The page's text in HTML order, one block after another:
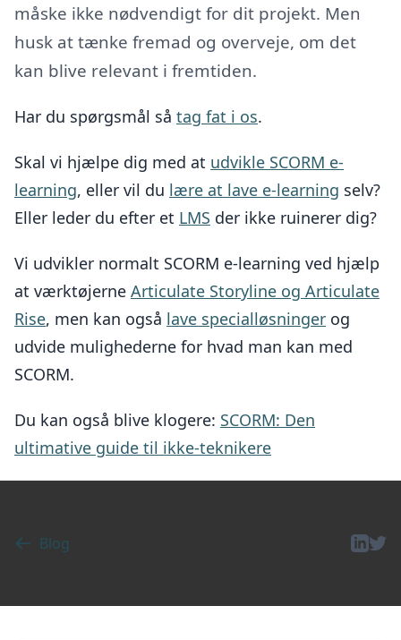
måske ikke nødvendigt for dit projekt. Men
husk at tænke fremad og overveje, om det
kan blive relevant i fremtiden.
Har du spørgsmål så tag fat i os.
Skal vi hjælpe dig med at udvikle SCORM e-
learning, eller vil du lære at lave e-learning selv?
Eller leder du efter et LMS der ikke ruinerer dig?
Vi udvikler normalt SCORM e-learning ved hjælp
at værktøjerne Articulate Storyline og Articulate
Rise, men kan også lave specialløsninger og
udvide mulighederne for hvad man kan med
SCORM.
Du kan også blive klogere: SCORM: Den
ultimative guide til ikke-teknikere
Blog